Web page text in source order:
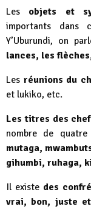
Les objets et
importants dans
Y’Uburundi, on
lances, les
Les réunions du
et lukiko, etc.
Les titres des
nombre de
mutaga,
gihumbi, ruhaga,
Il existe des
vrai, bon, juste